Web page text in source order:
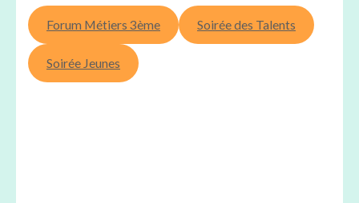
Forum Métiers 3ème Soirée des Talents
Soirée Jeunes